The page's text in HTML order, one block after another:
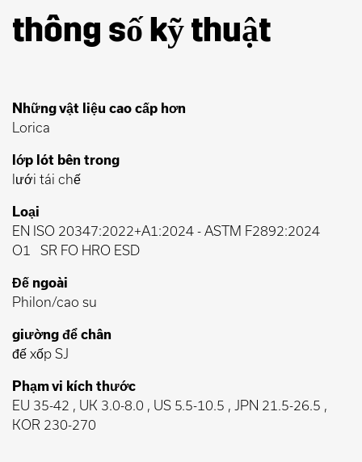
thông số kỹ thuật
Những vật liệu cao cấp hơn
Lorica
lớp lót bên trong
lưới tái chế
Loại
EN ISO 20347:2022+A1:2024 - ASTM F2892:2024
O1
SR FO HRO ESD
Đế ngoài
Philon/cao su
giường để chân
đế xốp SJ
Phạm vi kích thước
EU 35-42 , UK 3.0-8.0 , US 5.5-10.5 , JPN 21.5-26.5 ,
KOR 230-270